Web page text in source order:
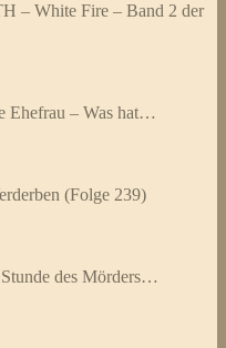
– White Fire – Band 2 der
Ehefrau – Was hat…
(Folge 239)
des Mörders…